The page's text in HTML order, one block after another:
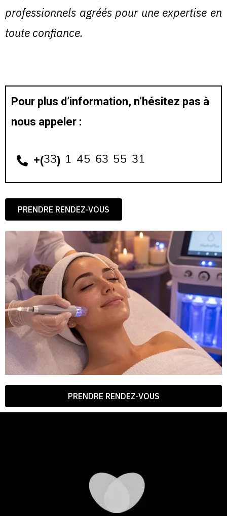
professionnels agréés pour une expertise en
toute confiance.
Pour plus d’information, n’hésitez pas à
nous appeler :
+(33) 1 45 63 55 31
PRENDRE RENDEZ-VOUS
PRENDRE RENDEZ-VOUS